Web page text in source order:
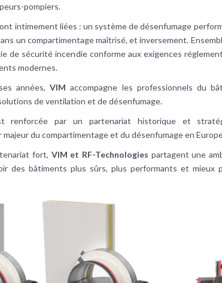
pompiers.
intimement liées : un système de désenfumage
un compartimentage maîtrisé, et inversement.
de sécurité incendie conforme aux exigences
modernes.
années,VIMaccompagne les professionnels du
de ventilation et de désenfumage.
renforcée par un partenariat historique et
majeur du compartimentage et du désenfumage en
fort, VIM et RF-Technologies partagent une
des bâtiments plus sûrs, plus performants et mieux